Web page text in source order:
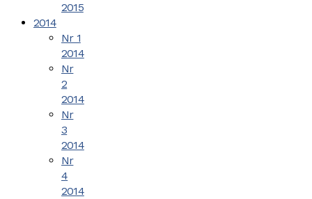
2015
2014
Nr 1
2014
Nr
2
2014
Nr
3
2014
Nr
4
2014